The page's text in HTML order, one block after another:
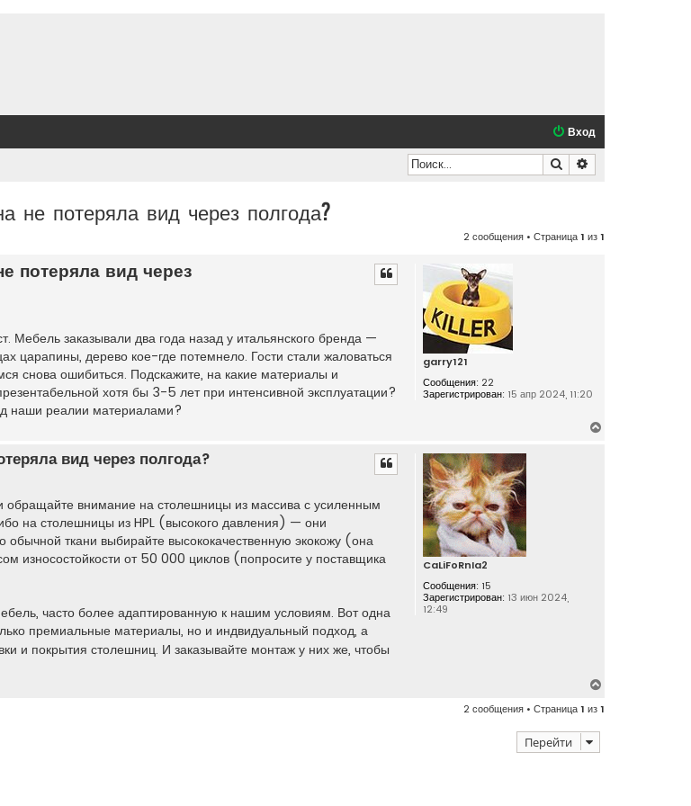
Вход
Поиск
не потеряла вид через полгода?
2 сообщения • Страница1 из1
garry121
Сообщения: 22
Зарегистрирован: 15 апр 2024, 11:20
потеряла вид через
Мебель заказывали два года назад у итальянского бренда —
царапины, дерево кое-где потемнело. Гости стали жаловаться
снова ошибиться. Подскажите, на какие материалы и
хотя бы 3-5 лет при интенсивной эксплуатации?
наши реалии материалами?
CaLiFoRnIa2
Сообщения: 15
Зарегистрирован: 13 июн 2024,
12:49
вид через полгода?
внимание на столешницы из массива с усиленным
на столешницы из HPL (высокого давления) — они
ткани выбирайте высококачественную экокожу (она
износостойкости от 50 000 циклов (попросите у поставщика
часто более адаптированную к нашим условиям. Вот одна
премиальные материалы, но и индвидуальный подход, а
и покрытия столешниц. И заказывайте монтаж у них же, чтобы
2 сообщения • Страница1 из1
Перейти